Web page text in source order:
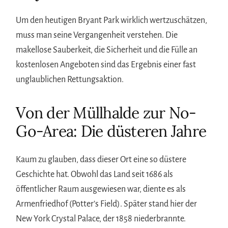
Um den heutigen Bryant Park wirklich wertzuschätzen,
muss man seine Vergangenheit verstehen. Die
makellose Sauberkeit, die Sicherheit und die Fülle an
kostenlosen Angeboten sind das Ergebnis einer fast
unglaublichen Rettungsaktion.
Von der Müllhalde zur No-
Go-Area: Die düsteren Jahre
Kaum zu glauben, dass dieser Ort eine so düstere
Geschichte hat. Obwohl das Land seit 1686 als
öffentlicher Raum ausgewiesen war, diente es als
Armenfriedhof (Potter’s Field). Später stand hier der
New York Crystal Palace, der 1858 niederbrannte.